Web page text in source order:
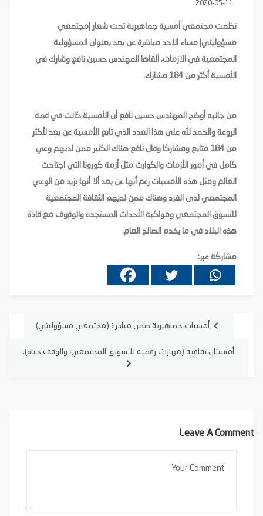
2020-05-11
نظمت مجتمعي أمسية جماهيرية تحت شعار |مجتمعي
مسؤوليتي| مساء الاحد مباشرة عن بعد بعنوان المسؤولية
المجتمعية في الازمات, ألقاها المهندس حسين نافع وشارك في
الأمسية أكثر من 184 مشارك.
من جانبه أوضح المهندس حسين نافع أن الأمسية كانت في قمة
الروعة والحمد لله على هذا العدد الذي تابع الأمسية عن بعد لأكثر
من 184 متابع ومشاركا وقال نافع هناك الكثير ممن لديهم وعي
كامل في أمور الأزمات والكوارث مثل أزمة كورونا التي اجتاحت
العالم ومثل هذه الأمسيات رغم أنها عن بعد ألا أنها تزيد من الوعي
المجتمعي لدى الفرد وهناك ممن لديهم الثقافة المجتمعية
للتسوق المجتمعي ومواكبة الأحداث المستجدة والوقوف مع قادة
هذه البلاد في ما يخدم الصالح العام.
مشاركة عبر:
أمسيات جماهيرية ضمن مبادرة (مجتمعي مسؤوليتي)
أمسيتان ثقافية (مهارات رقمية للتسويق المجتمعي، والوقف حياة).
Leave A Comment